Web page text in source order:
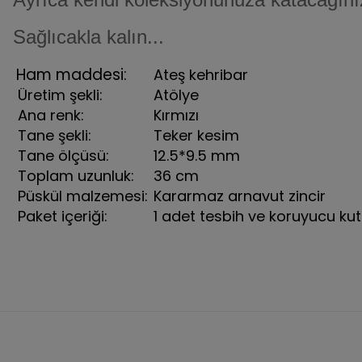
Sağlıcakla kalın...
Ham maddesi:
Ateş kehribar
Üretim şekli:
Atölye
Ana renk:
Kırmızı
Tane şekli:
Teker kesim
Tane ölçüsü:
12.5*9.5 mm
Toplam uzunluk:
36 cm
Püskül malzemesi: Kararmaz arnavut zincir
Paket içeriği:
1 adet tesbih ve koruyucu